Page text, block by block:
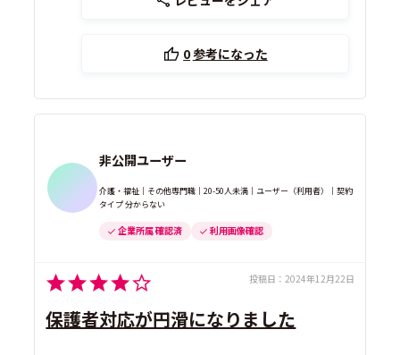
0参考になった
非公開ユーザー
介護・福祉｜その他専門職｜20-50人未満｜ユーザー（利用者）｜契約
タイプ 分からない
企業所属 確認済 利用画像確認
投稿日： 2024年12月22日
保護者対応が円滑になりました